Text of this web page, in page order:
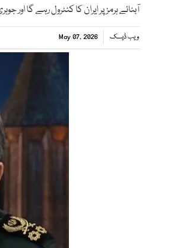
آبنائے ہرمز پر ایران کا کنٹرول رہے گا
ویب ڈیسک May 07, 2026